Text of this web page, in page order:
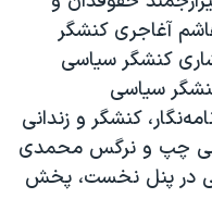
آغاجری کنشگر
کنشگر سیاسی
سیاسی
کنشگر و زندانی
چپ و نرگس محمدی
در پنل نخست، پخش